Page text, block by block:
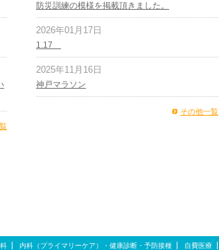
防災訓練の模様を掲載頂きました。
2026年01月17日
1.17
2025年11月16日
神戸マラソン
その他一覧
内科（プライマリーケア）・健康診断・予防接種 自費医療